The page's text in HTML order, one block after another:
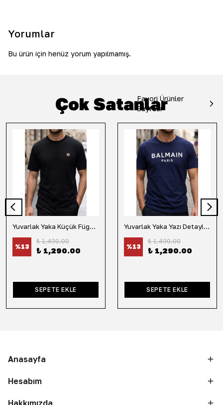
Yorumlar
Bu ürün için henüz yorum yapılmamış.
Çok Satanlar
Favori Ürünler
Sayfası
Yuvarlak Yaka Küçük Fügür Detaylı Tişört-Siyah
%13
₺ 1,490.00
₺ 1,290.00
SEPETE EKLE
Yuvarlak Yaka Yazı Detaylı Tişört-Lacivert
%13
₺ 1,490.00
₺ 1,290.00
SEPETE EKLE
Anasayfa
Hesabım
Hakkımızda